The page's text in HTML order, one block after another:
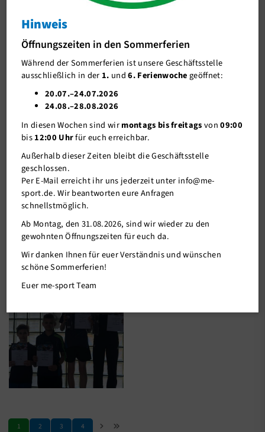
1 2 3 4 5 6 7 8 9
Jugend-Vereinsmeisterschaften 2018/19
1 2 3 4
Jugend
Erfolge
Downloads + Links
Bildergalerie
Kids
Gesundheit und Fitness
Wassersport
Denksport
Sport A-Z
Sportsuche
me-sport STUDIO
me-sport PLUS
Hinweis
Öffnungszeiten in den Sommerferien
Während der Sommerferien ist unsere Geschäftsstelle
ausschließlich in der 1. und6. Ferienwochegeöffnet:
20.07.–24.07.2026
24.08.–28.08.2026
In diesen Wochen sind wirmontags bis freitagsvon09:00
bis12:00 Uhrfür euch erreichbar.
Außerhalb dieser Zeiten bleibt die Geschäftsstelle
geschlossen.
Per E-Mail erreicht ihr uns jederzeit unter info@me-
sport.de. Wir beantworten eure Anfragen
schnellstmöglich.
Ab Montag, den 31.08.2026, sind wir wieder zu den
gewohnten Öffnungszeiten für euch da.
Wir danken Ihnen für euer Verständnis und wünschen
schöne Sommerferien!
Euer me-sport Team